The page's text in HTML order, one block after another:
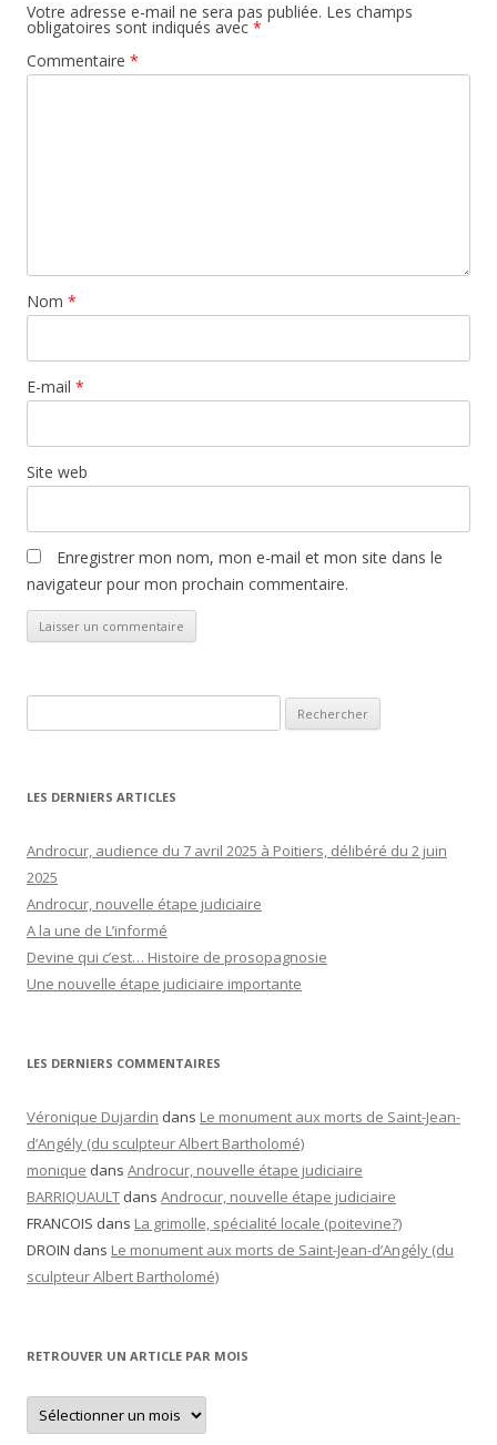
Votre adresse e-mail ne sera pas publiée. Les champs
obligatoires sont indiqués avec *
Commentaire *
Nom *
E-mail *
Site web
Enregistrer mon nom, mon e-mail et mon site dans le
navigateur pour mon prochain commentaire.
LES DERNIERS ARTICLES
Androcur, audience du 7 avril 2025 à Poitiers, délibéré du 2 juin
2025
Androcur, nouvelle étape judiciaire
A la une de L’informé
Devine qui c’est… Histoire de prosopagnosie
Une nouvelle étape judiciaire importante
LES DERNIERS COMMENTAIRES
Véronique Dujardin dans Le monument aux morts de Saint-Jean-
d’Angély (du sculpteur Albert Bartholomé)
monique dans Androcur, nouvelle étape judiciaire
BARRIQUAULT dans Androcur, nouvelle étape judiciaire
FRANCOIS dans La grimolle, spécialité locale (poitevine?)
DROIN dans Le monument aux morts de Saint-Jean-d’Angély (du
sculpteur Albert Bartholomé)
RETROUVER UN ARTICLE PAR MOIS
Retrouver
un
article